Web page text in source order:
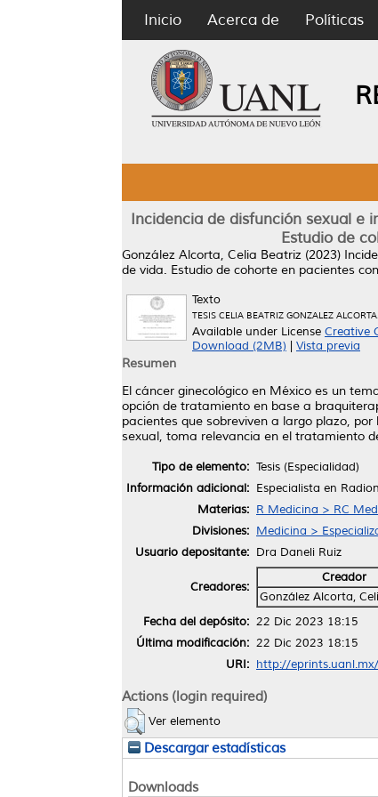
Inicio Acerca de Políticas
Incidencia de disfunción sexual e
Estudio de
González Alcorta, Celia Beatriz (2023)
de vida. Estudio de cohorte en pacientes
Texto
TESIS CELIA BEATRIZ GONZALEZ
Available under License Creative
Download (2MB)
Vista previa
Resumen
El cáncer ginecológico en México es un
opción de tratamiento en base a
pacientes que sobreviven a largo plazo,
sexual, toma relevancia en el tratamiento
Tipo de elemento: Tesis (Especialidad)
Información adicional: Especialista en
Materias: R Medicina > RC
Divisiones: Medicina >
Usuario depositante: Dra Daneli Ruiz
Creadores:
Creador
González Alcorta,
Fecha del depósito: 22 Dic 2023 18:15
Última modificación: 22 Dic 2023 18:15
URI: http://
Actions (login required)
Ver elemento
Descargar estadísticas
Downloads